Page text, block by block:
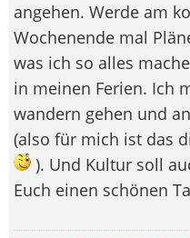
angehen. Werde am
Wochenende mal
was ich so alles
in meinen Ferien. Ich
wandern gehen und
(also für mich ist das
). Und Kultur soll
Euch einen schönen